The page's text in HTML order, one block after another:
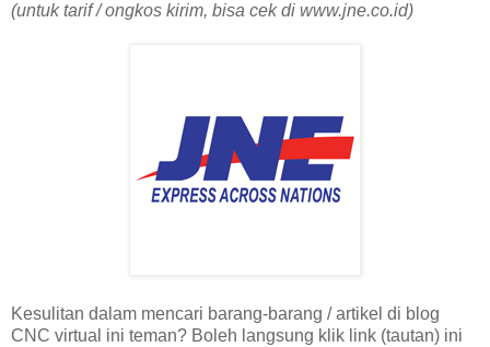
(untuk tarif / ongkos kirim, bisa cek di www.jne.co.id)
Kesulitan dalam mencari barang-barang / artikel di blog
CNC virtual ini teman? Boleh langsung klik link (tautan) ini